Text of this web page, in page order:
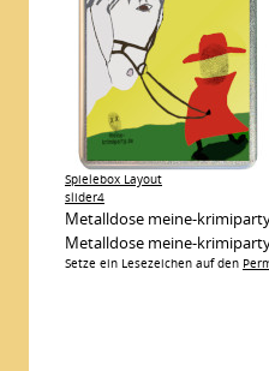
Spielebox Layout
slider4
Metalldose meine-
Metalldose meine-
Setze ein Lesezeichen auf den